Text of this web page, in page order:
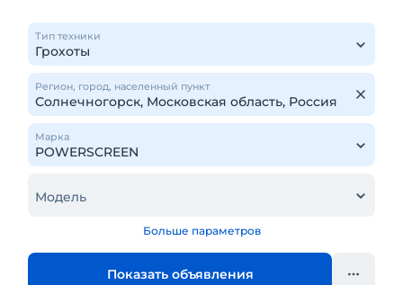
Тип техники
Регион, город, населенный пункт
Марка
Модель
Больше параметров
Показать объявления